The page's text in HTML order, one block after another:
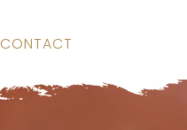
CONTACT